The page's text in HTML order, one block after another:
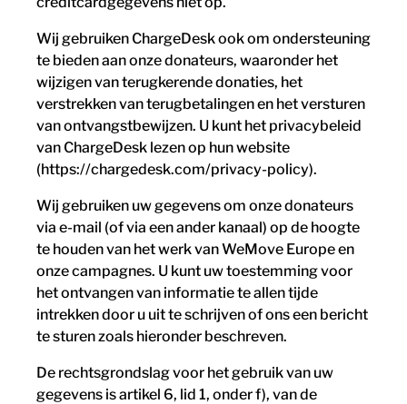
Wij gebruiken ChargeDesk ook om ondersteuning
te bieden aan onze donateurs, waaronder het
wijzigen van terugkerende donaties, het
verstrekken van terugbetalingen en het versturen
van ontvangstbewijzen. U kunt het privacybeleid
van ChargeDesk lezen op hun website
(https://chargedesk.com/privacy-policy).
Wij gebruiken uw gegevens om onze donateurs
via e-mail (of via een ander kanaal) op de hoogte
te houden van het werk van WeMove Europe en
onze campagnes. U kunt uw toestemming voor
het ontvangen van informatie te allen tijde
intrekken door u uit te schrijven of ons een bericht
te sturen zoals hieronder beschreven.
De rechtsgrondslag voor het gebruik van uw
gegevens is artikel 6, lid 1, onder f), van de